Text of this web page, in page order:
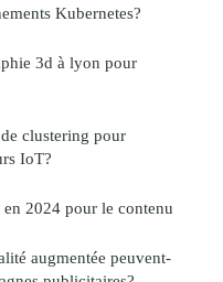
Kubernetes?
3d à lyon pour
clustering pour
IoT?
2024 pour le contenu
augmentée peuvent-